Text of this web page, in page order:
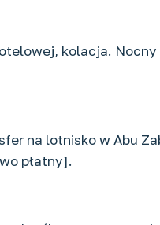
kolacja.
na lotnisko w Abu
płatny].